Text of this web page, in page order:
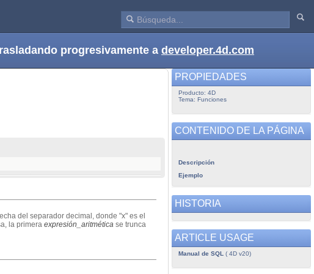
progresivamente a developer.4d.com
del separador decimal, donde "x" es el
la primera expresión_aritmética se trunca
PROPIEDADES
Producto: 4D
Tema: Funciones
CONTENIDO DE LA PÁGINA
Descripción
Ejemplo
HISTORIA
ARTICLE USAGE
Manual de SQL ( 4D v20)